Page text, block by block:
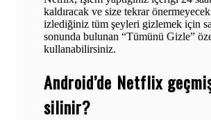
kaldıracak ve size tekrar
izlediğiniz tüm şeyleri gizlemek için
sonunda bulunan “Tümünü Gizle”
kullanabilirsiniz.
Android’de Netflix
silinir?